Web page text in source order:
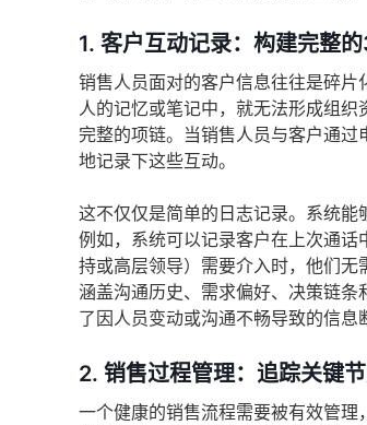
1. 客户互动记录：构建完整
销售人员面对的客户信息往往是碎
人的记忆或笔记中，就无法形成组织
完整的项链。当销售人员与客户通
地记录下这些互动。
这不仅仅是简单的日志记录。系统能
例如，系统可以记录客户在上次通
持或高层领导）需要介入时，他们
涵盖沟通历史、需求偏好、决策链条
了因人员变动或沟通不畅导致的信息
2. 销售过程管理：追踪关键
一个健康的销售流程需要被有效管理